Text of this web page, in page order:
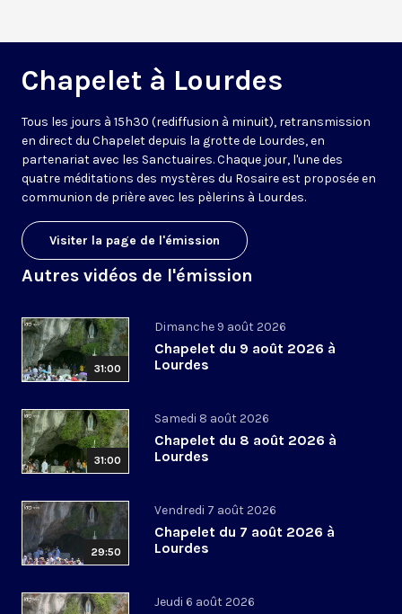
Chapelet à Lourdes
Tous les jours à 15h30 (rediffusion à minuit), retransmission
en direct du Chapelet depuis la grotte de Lourdes, en
partenariat avec les Sanctuaires. Chaque jour, l'une des
quatre méditations des mystères du Rosaire est proposée en
communion de prière avec les pèlerins à Lourdes.
Visiter la page de l'émission
Autres vidéos de l'émission
31:00
Dimanche 9 août 2026
Chapelet du 9 août 2026 à
Lourdes
31:00
Samedi 8 août 2026
Chapelet du 8 août 2026 à
Lourdes
29:50
Vendredi 7 août 2026
Chapelet du 7 août 2026 à
Lourdes
Jeudi 6 août 2026